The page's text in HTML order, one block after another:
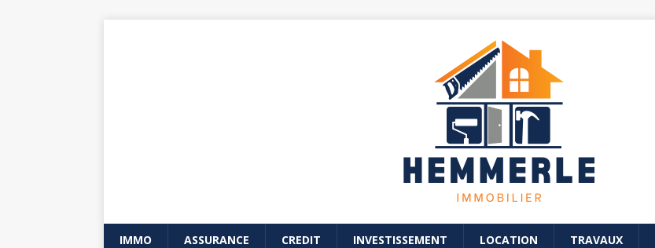
IMMO ASSURANCE CREDIT INVESTISSEMENT LOCATION TRAVAUX